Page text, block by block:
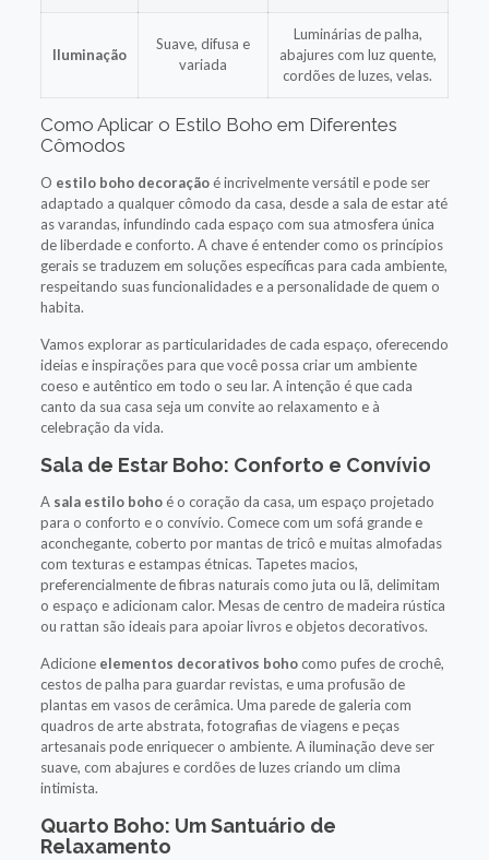
Iluminação
Suave, difusa e
variada
Luminárias de palha,
abajures com luz quente,
cordões de luzes, velas.
Como Aplicar o Estilo Boho em Diferentes
Cômodos
O estilo boho decoraçãoé incrivelmente versátil e pode ser
adaptado a qualquer cômodo da casa, desde a sala de estar até
as varandas, infundindo cada espaço com sua atmosfera única
de liberdade e conforto. A chave é entender como os princípios
gerais se traduzem em soluções específicas para cada ambiente,
respeitando suas funcionalidades e a personalidade de quem o
habita.
Vamos explorar as particularidades de cada espaço, oferecendo
ideias e inspirações para que você possa criar um ambiente
coeso e autêntico em todo o seu lar. A intenção é que cada
canto da sua casa seja um convite ao relaxamento e à
celebração da vida.
Sala de Estar Boho: Conforto e Convívio
A sala estilo bohoé o coração da casa, um espaço projetado
para o conforto e o convívio. Comece com um sofá grande e
aconchegante, coberto por mantas de tricô e muitas almofadas
com texturas e estampas étnicas. Tapetes macios,
preferencialmente de fibras naturais como juta ou lã, delimitam
o espaço e adicionam calor. Mesas de centro de madeira rústica
ou rattan são ideais para apoiar livros e objetos decorativos.
Adicione elementos decorativos bohocomo pufes de crochê,
cestos de palha para guardar revistas, e uma profusão de
plantas em vasos de cerâmica. Uma parede de galeria com
quadros de arte abstrata, fotografias de viagens e peças
artesanais pode enriquecer o ambiente. A iluminação deve ser
suave, com abajures e cordões de luzes criando um clima
intimista.
Quarto Boho: Um Santuário de
Relaxamento